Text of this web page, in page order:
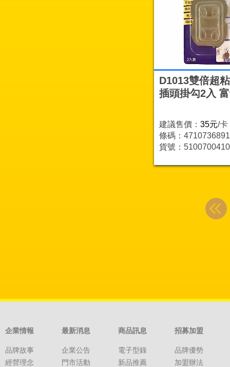
D1013雙倍超
插頭掛勾2入
建議售價： 35元/卡
條碼：
貨號：5100700410
企業情報
品牌故事
經營理念
最新消息
企業公告
門市活動
商品訊息
電子型錄
新品推薦
招募加盟
品牌優勢
加盟辦法